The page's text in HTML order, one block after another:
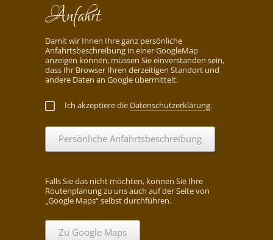
Anfahrt
Damit wir Ihnen Ihre ganz persönliche
Anfahrtsbeschreibung in einer GoogleMap
anzeigen können, müssen Sie einverstanden sein,
dass Ihr Browser Ihren derzeitigen Standort und
andere Daten an Google übermittelt.
Ich akzeptiere die Datenschutzerklärung.
Persönliche Anfahrtsbeschreibung
Falls Sie das nicht möchten, können Sie Ihre
Routenplanung zu uns auch auf der Seite von
„Google Maps“ selbst durchführen.
Zu Google Maps